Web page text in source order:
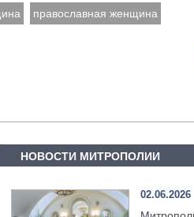
православная женщина
НОВОСТИ МИТРОПОЛИИ
02.06.2026